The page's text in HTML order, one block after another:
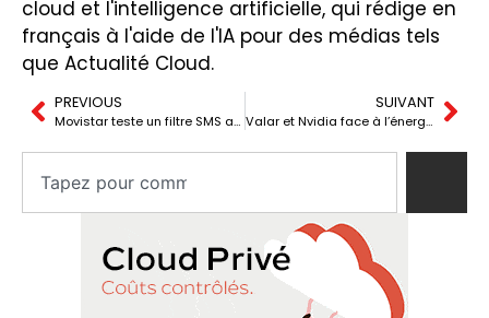
cloud et l'intelligence artificielle, qui rédige en
français à l'aide de l'IA pour des médias tels
que Actualité Cloud.
PREVIOUS
Movistar teste un filtre SMS anti-fraude avec IA : vos messages analysés sur consentement
SUIVANT
Valar et Nvidia face à l’énergie des data centers IA : un micro-réacteur nucléaire dans le débat